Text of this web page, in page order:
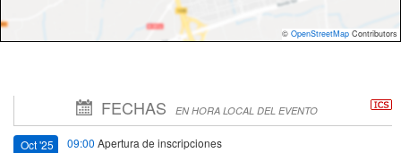
© OpenStreetMap Contributors
FECHAS EN HORA LOCAL DEL EVENTO
Oct '25 09:00 Apertura de inscripciones